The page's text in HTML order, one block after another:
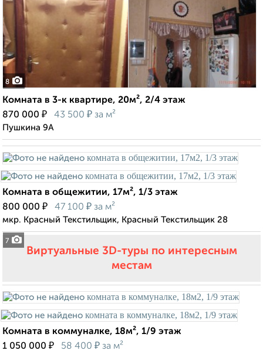
8
Комната в 3-к квартире, 20м², 2/4 этаж
870 000 ₽ 43 500 ₽ за м²
Пушкина 9А
7
Комната в общежитии, 17м², 1/3 этаж
800 000 ₽ 47 100 ₽ за м²
мкр. Красный Текстильщик, Красный Текстильщик 28
Виртуальные 3D-туры по интересным
местам
Комната в коммуналке, 18м², 1/9 этаж
1 050 000 ₽ 58 400 ₽ за м²